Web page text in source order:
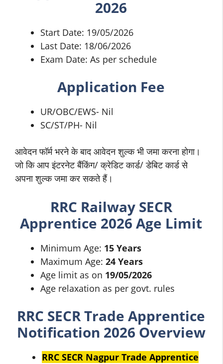
2026
Start Date: 19/05/2026
Last Date: 18/06/2026
Exam Date: As per schedule
Application Fee
UR/OBC/EWS- Nil
SC/ST/PH- Nil
आवेदन फॉर्म भरने के बाद आवेदन शुल्क भी जमा करना होगा।
जो कि आप इंटरनेट बैंकिंग/ क्रेडिट कार्ड/ डेबिट कार्ड से
अपना शुल्क जमा कर सकते हैं।
RRC Railway SECR
Apprentice 2026 Age Limit
Minimum Age: 15 Years
Maximum Age: 24 Years
Age limit as on 19/05/2026
Age relaxation as per govt. rules
RRC SECR Trade Apprentice
Notification 2026 Overview
RRC SECR Nagpur Trade Apprentice